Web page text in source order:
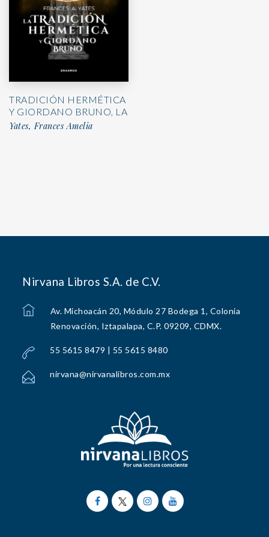
TRADICIÓN HERMÉTICA
Y GIORDANO BRUNO, LA
Yates, Frances Amelia
Nirvana Libros S.A. de C.V.
Av. Michoacán 20, Módulo 27 Bodega 1, Colonia
Renovación, Iztapalapa, C.P. 09209, CDMX.
55 5615 8479 | 55 5615 8480
nirvana@nirvanalibros.com.mx